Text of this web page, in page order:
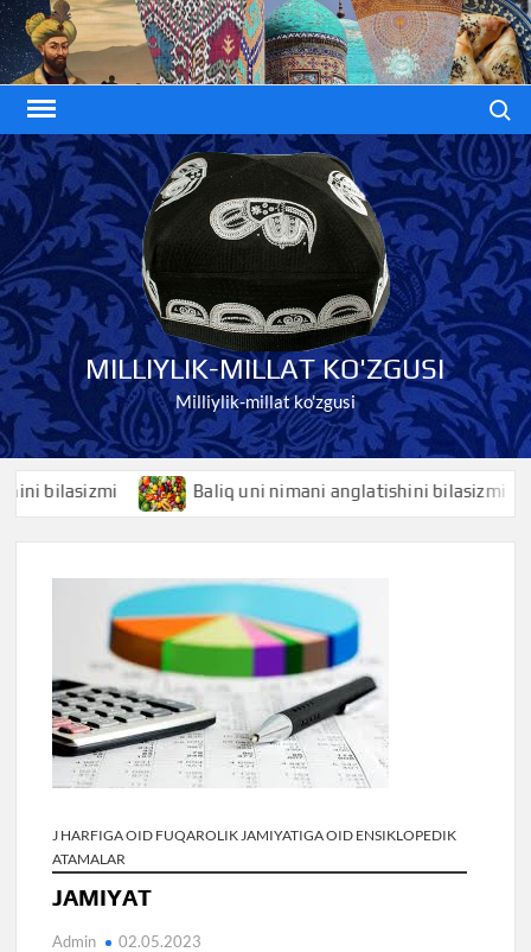
Skip
to
content
MILLIYLIK-MILLAT KO'ZGUSI
Milliylik-millat ko'zgusi
Baliq uni nimani anglatishini bilasizmi
J HARFIGA OID FUQAROLIK JAMIYATIGA OID ENSIKLOPEDIK
ATAMALAR
JAMIYAT
Admin 02.05.2023